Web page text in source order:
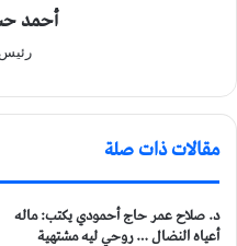
أحمد
رئيس
مقالات ذات صلة
د. صلاح عمر حاج أحمودي يكتب: ماله
أعياه النضال … روحي ليه مشتهية